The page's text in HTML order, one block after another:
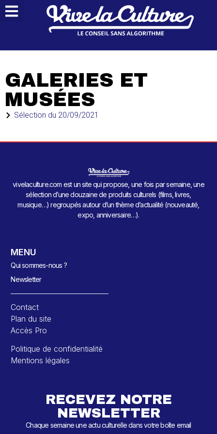
GALERIES ET
MUSÉES
Sélection du 20/09/2021
vivelaculture.com est un site qui propose, une fois par semaine, une
sélection d’une douzaine de produits culturels (films, livres,
musique…) regroupés autour d’un thème d’actualité (nouveauté,
expo, anniversaire…).
MENU
Qui sommes-nous ?
Newsletter
Contact
Plan du site
Accès Pro
Politique de confidentialité
Mentions légales
RECEVEZ NOTRE
NEWSLETTER
Chaque semaine une actu culturelle dans votre boîte email